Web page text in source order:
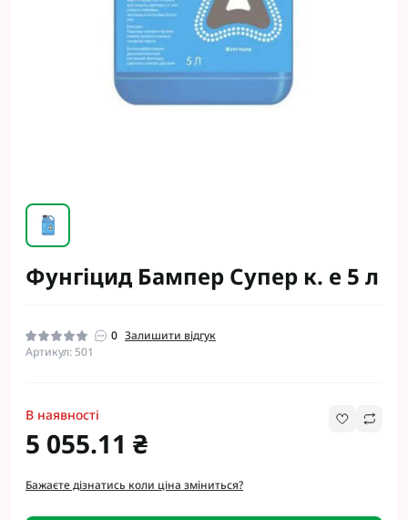
Фунгіцид Бампер Супер к. е 5 л
0 Залишити відгук
Артикул: 501
В наявності
5 055.11 ₴
Бажаєте дізнатись коли ціна зміниться?